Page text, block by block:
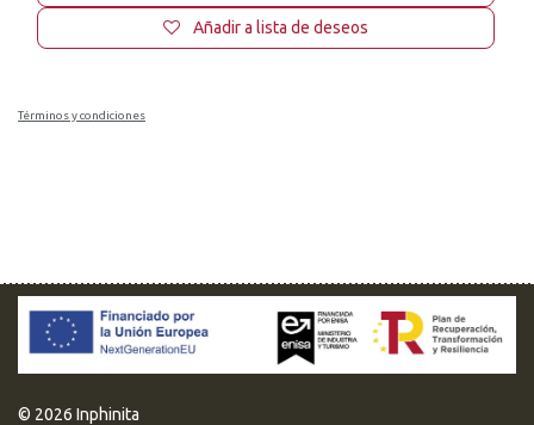
Añadir a lista de deseos
Términos y condiciones
© 2026 Inphinita